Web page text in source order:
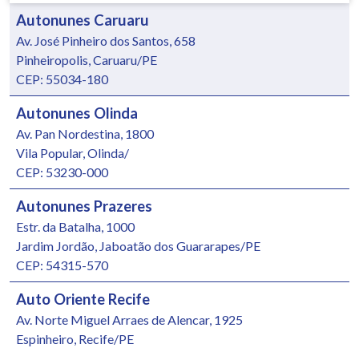
Autonunes Caruaru
Av. José Pinheiro dos Santos, 658
Pinheiropolis, Caruaru/PE
CEP: 55034-180
Autonunes Olinda
Av. Pan Nordestina, 1800
Vila Popular, Olinda/
CEP: 53230-000
Autonunes Prazeres
Estr. da Batalha, 1000
Jardim Jordão, Jaboatão dos Guararapes/PE
CEP: 54315-570
Auto Oriente Recife
Av. Norte Miguel Arraes de Alencar, 1925
Espinheiro, Recife/PE